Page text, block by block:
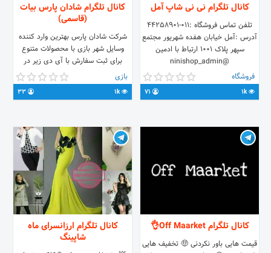
کانال تلگرام نى نى شاپ آمل
تلفن تماس فروشگاه :011-44258901
آدرس :آمل خیابان هفده شهریور مجتمع
سپهر پلاک 1001 ارتباط با ادمين
@ninishop_admin
فروشگاه
1k
کانال تلگرام شادان پارس بیات
(قاسمی)
شرکت شادان پارس بهترین وارد کننده
وسایل شهر بازی با محصولات متنوع
برای ثبت سفارش با آی دی زیر در
تماس باشید t.me/shadan2118 شماره
تماس ۰۹۱۹۱۴۹۲۱۱۸ خانم قاسمی
بازی
1k
کانال تلگرام Off Maarket👌
قیمت هایی باور نکردنی 🤑 تخفیف هایی
کانال تلگرام ارزانسرای ماه
شاپینگ